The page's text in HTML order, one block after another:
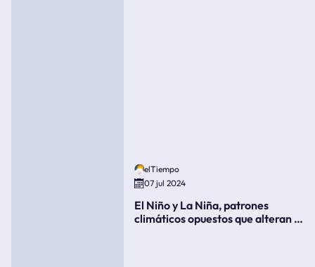
elTiempo
07 jul 2024
El Niño y La Niña, patrones
climáticos opuestos que alteran la